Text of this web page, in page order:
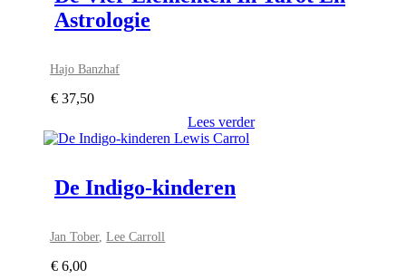
Astrologie
Hajo Banzhaf
€ 37,50
Lees verder
De Indigo-kinderen
Jan Tober,Lee Carroll
€ 6,00